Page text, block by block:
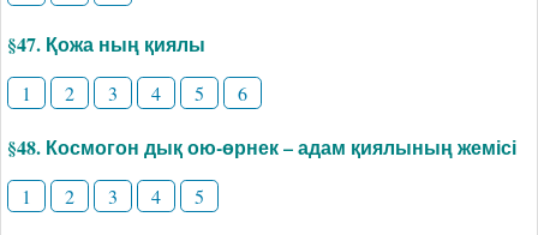
§47. Қожа ның қиялы
1 2 3 4 5 6
§48. Космогон дық ою-өрнек – адам қиялының жемісі
1 2 3 4 5